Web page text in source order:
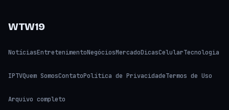
WTW19
NotíciasEntretenimentoNegóciosMercadoDicasCelularTecnologia
IPTVQuem SomosContatoPolítica de PrivacidadeTermos de Uso
Arquivo completo